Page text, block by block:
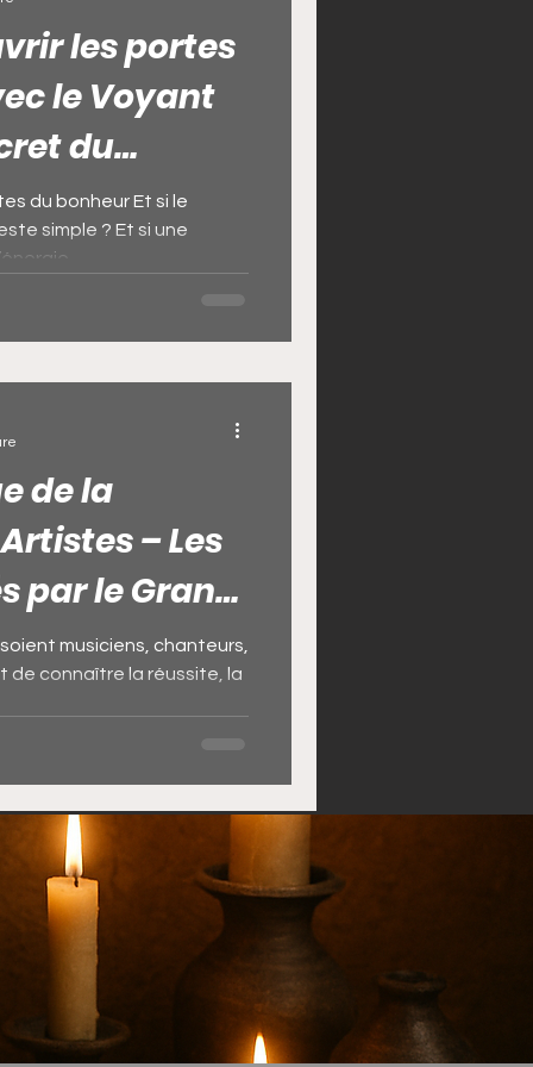
Bedou Magique
riche
magique de chance
les portes
le Voyant
du
de doigt
du bonheur Et si le
simple ? Et si une
de la
– Les
par le Grand
Amadou
musiciens, chanteurs,
de connaître la réussite, la